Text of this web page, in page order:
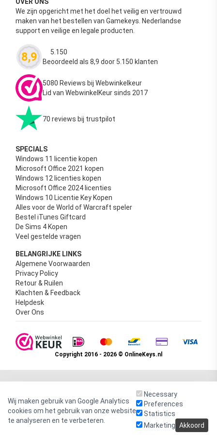
We zijn opgericht met het doel het veilig en vertrouwd
maken van het bestellen van Gamekeys. Nederlandse
support en veilige en legale producten.
8,9 Waardering
5.150
Beoordeeld als 8,9 door 5.150 klanten
5080 Reviews bij Webwinkelkeur
Lid van WebwinkelKeur sinds 2017
70 reviews bij trustpilot
SPECIALS
Windows 11 licentie kopen
Microsoft Office 2021 kopen
Windows 12 licenties kopen
Microsoft Office 2024 licenties
Windows 10 Licentie Key Kopen
Alles voor de World of Warcraft speler
Bestel iTunes Giftcard
De Sims 4 Kopen
Veel gestelde vragen
BELANGRIJKE LINKS
Algemene Voorwaarden
Privacy Policy
Retour & Ruilen
Klachten & Feedback
Helpdesk
Over Ons
Copyright 2016 - 2026 © OnlineKeys.nl
Wij maken gebruik van Google Analytics
cookies om het gebruik van onze website
te analyseren en te verbeteren.
Necessary
Preferences
Statistics
Marketing Akkoord